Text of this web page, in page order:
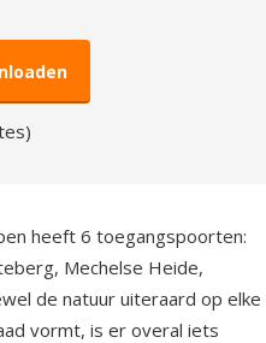
heeft 6 toegangspoorten:
Mechelse Heide,
de natuur uiteraard op elke
vormt, is er overal iets